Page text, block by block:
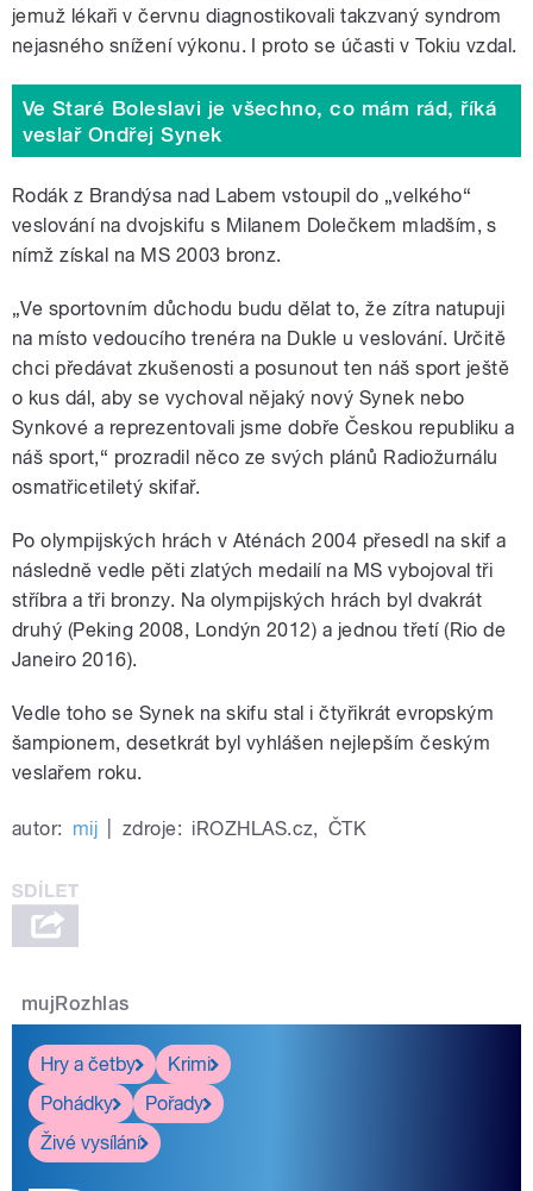
jemuž lékaři v červnu diagnostikovali takzvaný syndrom
nejasného snížení výkonu. I proto se účasti v Tokiu vzdal.
Ve Staré Boleslavi je všechno, co mám rád, říká
veslař Ondřej Synek
Rodák z Brandýsa nad Labem vstoupil do „velkého“
veslování na dvojskifu s Milanem Dolečkem mladším, s
nímž získal na MS 2003 bronz.
„Ve sportovním důchodu budu dělat to, že zítra natupuji
na místo vedoucího trenéra na Dukle u veslování. Určitě
chci předávat zkušenosti a posunout ten náš sport ještě
o kus dál, aby se vychoval nějaký nový Synek nebo
Synkové a reprezentovali jsme dobře Českou republiku a
náš sport,“ prozradil něco ze svých plánů Radiožurnálu
osmatřicetiletý skifař.
Po olympijských hrách v Aténách 2004 přesedl na skif a
následně vedle pěti zlatých medailí na MS vybojoval tři
stříbra a tři bronzy. Na olympijských hrách byl dvakrát
druhý (Peking 2008, Londýn 2012) a jednou třetí (Rio de
Janeiro 2016).
Vedle toho se Synek na skifu stal i čtyřikrát evropským
šampionem, desetkrát byl vyhlášen nejlepším českým
veslařem roku.
autor: mij zdroje: iROZHLAS.cz, ČTK
mujRozhlas
Hry a četby
Krimi
Pohádky
Pořady
Živé vysílání